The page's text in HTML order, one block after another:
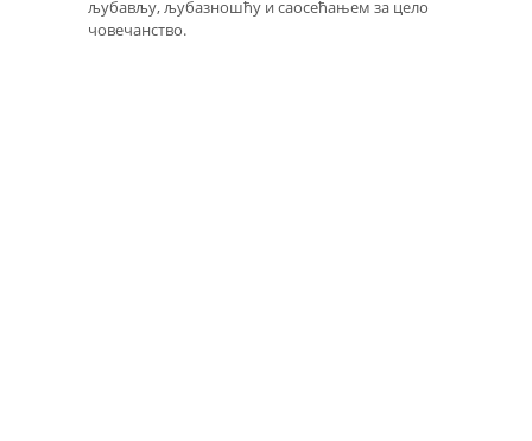
љубављу, љубазношћу и саосећањем за цело
човечанство.